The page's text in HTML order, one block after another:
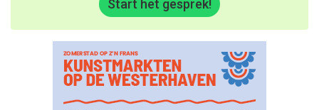
Start het gesprek!